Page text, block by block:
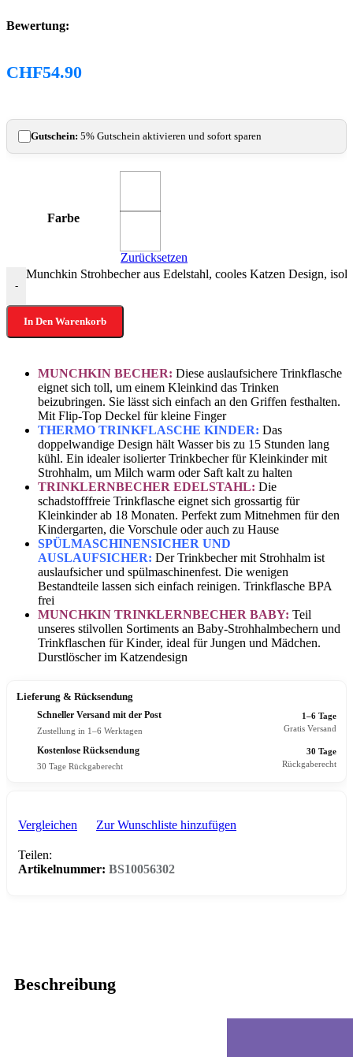
Bewertung:
CHF54.90
Gutschein: 5% Gutschein aktivieren und sofort sparen
Farbe
Zurücksetzen
-
Munchkin Strohbecher aus Edelstahl, cooles Katzen Design,
In Den Warenkorb
MUNCHKIN BECHER: Diese auslaufsichere Trinkflasche
eignet sich toll, um einem Kleinkind das Trinken
beizubringen. Sie lässt sich einfach an den Griffen festhalten.
Mit Flip-Top Deckel für kleine Finger
THERMO TRINKFLASCHE KINDER: Das
doppelwandige Design hält Wasser bis zu 15 Stunden lang
kühl. Ein idealer isolierter Trinkbecher für Kleinkinder mit
Strohhalm, um Milch warm oder Saft kalt zu halten
TRINKLERNBECHER EDELSTAHL: Die
schadstofffreie Trinkflasche eignet sich grossartig für
Kleinkinder ab 18 Monaten. Perfekt zum Mitnehmen für den
Kindergarten, die Vorschule oder auch zu Hause
SPÜLMASCHINENSICHER UND
AUSLAUFSICHER: Der Trinkbecher mit Strohhalm ist
auslaufsicher und spülmaschinenfest. Die wenigen
Bestandteile lassen sich einfach reinigen. Trinkflasche BPA
frei
MUNCHKIN TRINKLERNBECHER BABY: Teil
unseres stilvollen Sortiments an Baby-Strohhalmbechern und
Trinkflaschen für Kinder, ideal für Jungen und Mädchen.
Durstlöscher im Katzendesign
Lieferung & Rücksendung
Schneller Versand mit der Post
Zustellung in 1–6 Werktagen
1–6 Tage
Gratis Versand
Kostenlose Rücksendung
30 Tage Rückgaberecht
30 Tage
Rückgaberecht
Vergleichen Zur Wunschliste hinzufügen
Teilen:
Artikelnummer: BS10056302
Beschreibung